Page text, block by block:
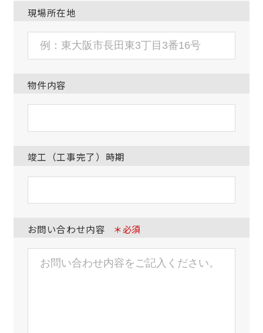
現場所在地
物件内容
竣工（工事完了）時期
お問い合わせ内容 ＊必須